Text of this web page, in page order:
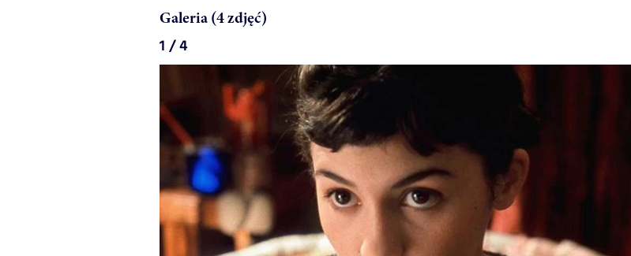
Galeria (4 zdjęć)
1 / 4